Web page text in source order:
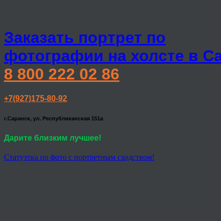
Заказать портрет по
фотографии на холсте в
8 800 222 02 86
+7(927)175-80-92
г.Саранск, ул. Республиканская 151а
Дарите близким лучшее!
Статуэтка по фото с портретным сходством!